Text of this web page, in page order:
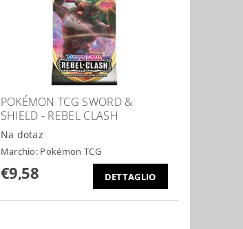
POKÉMON TCG SWORD &
SHIELD - REBEL CLASH
Na dotaz
Marchio: Pokémon TCG
€9,58 DETTAGLIO